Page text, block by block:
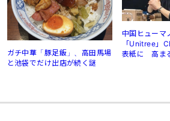
ガチ中華「豚足飯」、高田馬場
と池袋でだけ出店が続く謎
中国ヒューマ
「Unitree」
表紙に 高ま